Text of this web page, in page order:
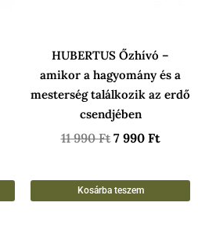
HUBERTUS Őzhívó –
amikor a hagyomány és a
mesterség találkozik az erdő
csendjében
11 990Ft 7 990 Ft
Kosárba teszem